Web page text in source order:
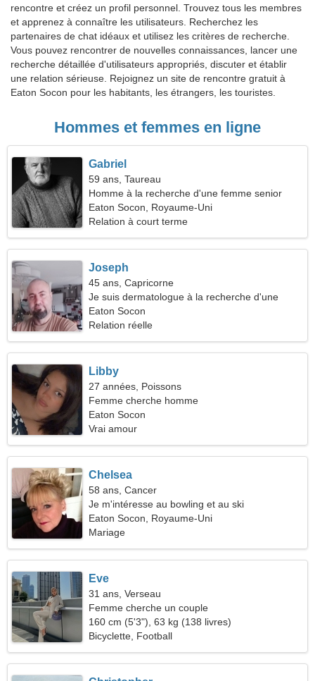
rencontre et créez un profil personnel. Trouvez tous les membres
et apprenez à connaître les utilisateurs. Recherchez les
partenaires de chat idéaux et utilisez les critères de recherche.
Vous pouvez rencontrer de nouvelles connaissances, lancer une
recherche détaillée d'utilisateurs appropriés, discuter et établir
une relation sérieuse. Rejoignez un site de rencontre gratuit à
Eaton Socon pour les habitants, les étrangers, les touristes.
Hommes et femmes en ligne
Gabriel
59 ans, Taureau
Homme à la recherche d'une femme senior
Eaton Socon, Royaume-Uni
Relation à court terme
Joseph
45 ans, Capricorne
Je suis dermatologue à la recherche d'une
femme séduisante
Eaton Socon
Relation réelle
Libby
27 années, Poissons
Femme cherche homme
Eaton Socon
Vrai amour
Chelsea
58 ans, Cancer
Je m'intéresse au bowling et au ski
Eaton Socon, Royaume-Uni
Mariage
Eve
31 ans, Verseau
Femme cherche un couple
160 cm (5'3"), 63 kg (138 livres)
Bicyclette, Football